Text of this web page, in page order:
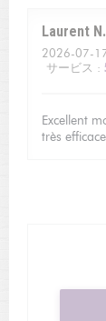
Laurent N
2026-07-
サービス :
Excellent
très